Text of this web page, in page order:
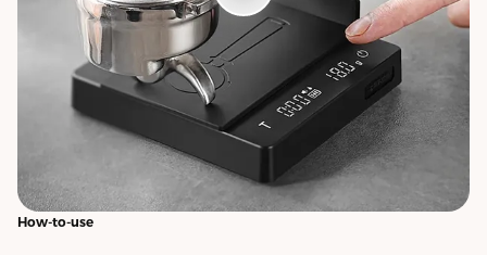
How-to-use